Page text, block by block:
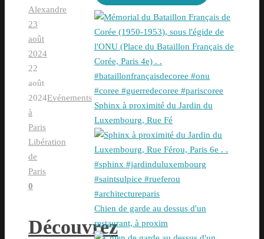
Alexandre
23
août
2024
22
août
2024Evénements
à
Paris
Libération
de
Paris
0
Découvrez
Sphinx à proximité du Jardin du
Luxembourg, Rue Fé
Chien de garde au dessus d'un
restaurant, à proxim